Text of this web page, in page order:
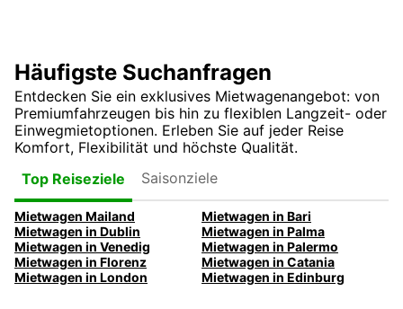
Häufigste Suchanfragen
Entdecken Sie ein exklusives Mietwagenangebot: von
Premiumfahrzeugen bis hin zu flexiblen Langzeit- oder
Einwegmietoptionen. Erleben Sie auf jeder Reise
Komfort, Flexibilität und höchste Qualität.
Top Reiseziele
Saisonziele
Mietwagen Mailand
Mietwagen in Bari
Mietwagen in Dublin
Mietwagen in Palma
Mietwagen in Venedig
Mietwagen in Palermo
Mietwagen in Florenz
Mietwagen in Catania
Mietwagen in London
Mietwagen in Edinburg